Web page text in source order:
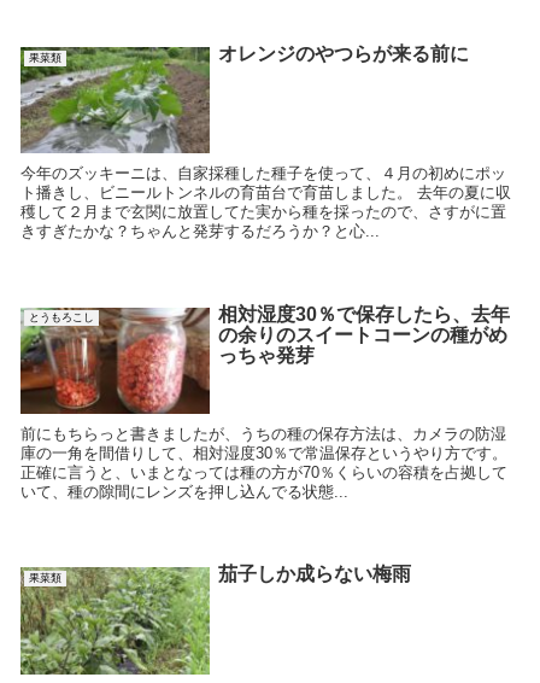
果菜類 オレンジのやつらが来る前に
今年のズッキーニは、自家採種した種子を使って、４月の初めにポッ
ト播きし、ビニールトンネルの育苗台で育苗しました。 去年の夏に収
穫して２月まで玄関に放置してた実から種を採ったので、さすがに置
きすぎたかな？ちゃんと発芽するだろうか？と心...
とうもろこし
相対湿度30％で保存したら、去年
の余りのスイートコーンの種がめ
っちゃ発芽
前にもちらっと書きましたが、うちの種の保存方法は、カメラの防湿
庫の一角を間借りして、相対湿度30％で常温保存というやり方です。
正確に言うと、いまとなっては種の方が70％くらいの容積を占拠して
いて、種の隙間にレンズを押し込んでる状態...
果菜類 茄子しか成らない梅雨